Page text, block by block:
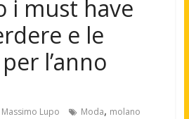
i must have
e le
l’anno
Massimo Lupo Moda, molano